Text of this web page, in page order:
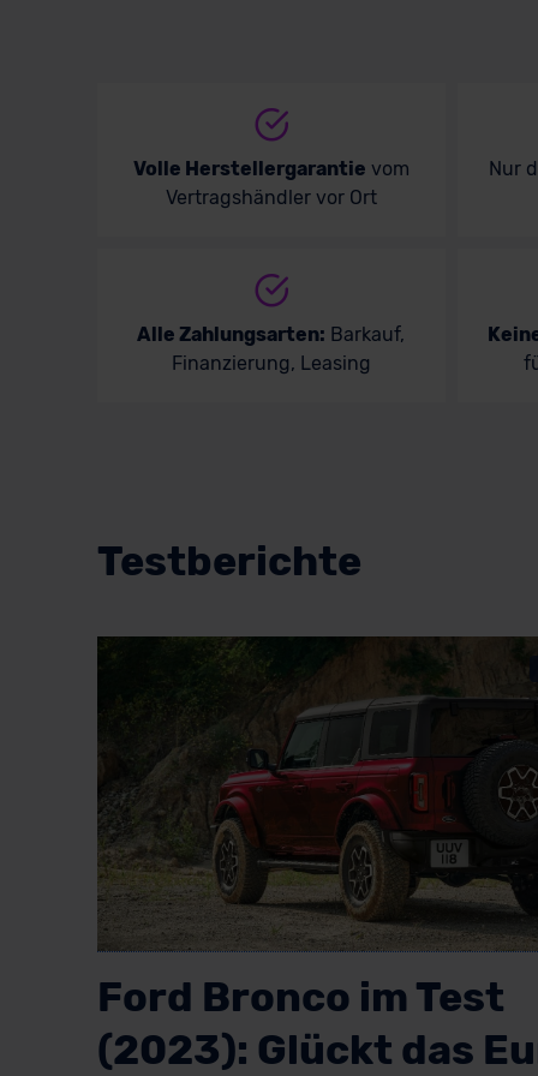
Volle Herstellergarantie vom
Vertragshändler vor Ort
Nur
Alle Zahlungsarten: Barkauf,
Finanzierung, Leasing
Testberichte
Ford Bronco im Test
(2023): Glückt das